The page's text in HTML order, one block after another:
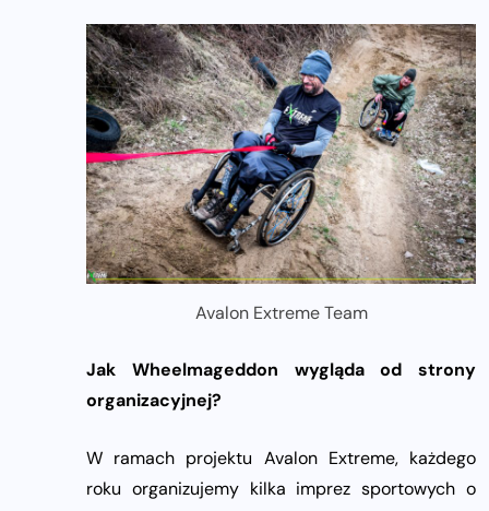
Avalon Extreme Team
Jak Wheelmageddon wygląda od strony
organizacyjnej?
W ramach projektu Avalon Extreme, każdego
roku organizujemy kilka imprez sportowych o